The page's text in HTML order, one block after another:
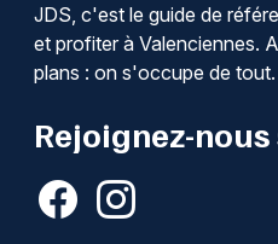
JDS, c'est le guide de
et profiter à Valenciennes.
plans : on s'occupe de tout.
Rejoignez-